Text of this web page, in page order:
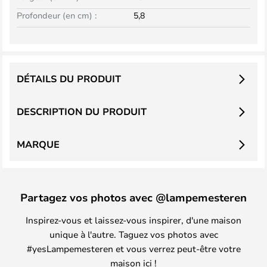
Profondeur (en cm) :
5,8
DESCRIPTION DU PRODUIT
DÉTAILS DU PRODUIT
MARQUE
Partagez vos photos avec @lampemesteren
Inspirez-vous et laissez-vous inspirer, d'une maison
unique à l'autre. Taguez vos photos avec
#yesLampemesteren et vous verrez peut-être votre
maison ici !